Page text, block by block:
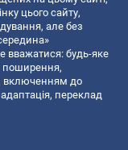
цього сайту,
але без
вважатися: будь-яке
поширення,
включенням до
переклад